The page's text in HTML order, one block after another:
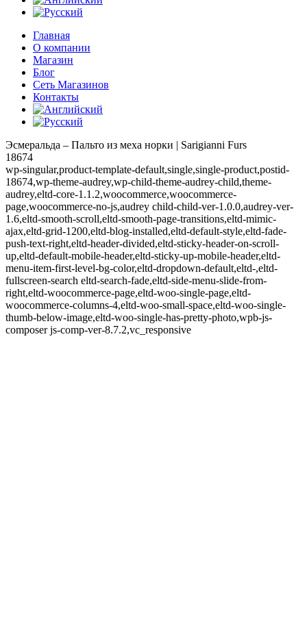
Главная
О компании
Магазин
Блог
Сеть Магазинов
Контакты
Эсмеральда – Пальто из меха норки | Sarigianni Furs
18674
wp-singular,product-template-default,single,single-product,postid-
18674,wp-theme-audrey,wp-child-theme-audrey-child,theme-
audrey,eltd-core-1.1.2,woocommerce,woocommerce-
page,woocommerce-no-js,audrey child-child-ver-1.0.0,audrey-ver-
1.6,eltd-smooth-scroll,eltd-smooth-page-transitions,eltd-mimic-
ajax,eltd-grid-1200,eltd-blog-installed,eltd-default-style,eltd-fade-
push-text-right,eltd-header-divided,eltd-sticky-header-on-scroll-
up,eltd-default-mobile-header,eltd-sticky-up-mobile-header,eltd-
menu-item-first-level-bg-color,eltd-dropdown-default,eltd-,eltd-
fullscreen-search eltd-search-fade,eltd-side-menu-slide-from-
right,eltd-woocommerce-page,eltd-woo-single-page,eltd-
woocommerce-columns-4,eltd-woo-small-space,eltd-woo-single-
thumb-below-image,eltd-woo-single-has-pretty-photo,wpb-js-
composer js-comp-ver-8.7.2,vc_responsive